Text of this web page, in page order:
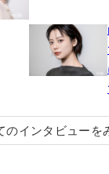
のインタビューを